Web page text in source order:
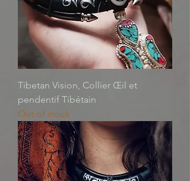
Tibetan Vision, Collier Œil et
pendentif Tibétain
Out of stock